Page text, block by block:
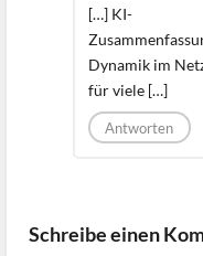
[…] KI-
Dynamik im
für viele […]
Antworten
Schreibe einen